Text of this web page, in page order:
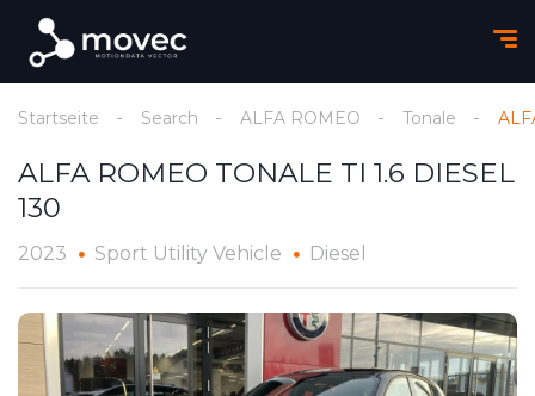
Startseite Search ALFA ROMEO Tonale
ALFA ROMEO TONALE TI 1.6 DIESEL
130
2023 Sport Utility Vehicle Diesel